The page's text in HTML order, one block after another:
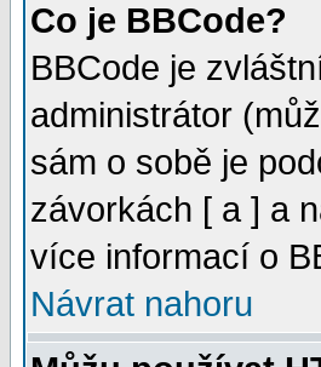
Co je BBCode?
BBCode je
administrátor
sám o sobě je
závorkách [ a ] a
více informací o
Návrat nahoru